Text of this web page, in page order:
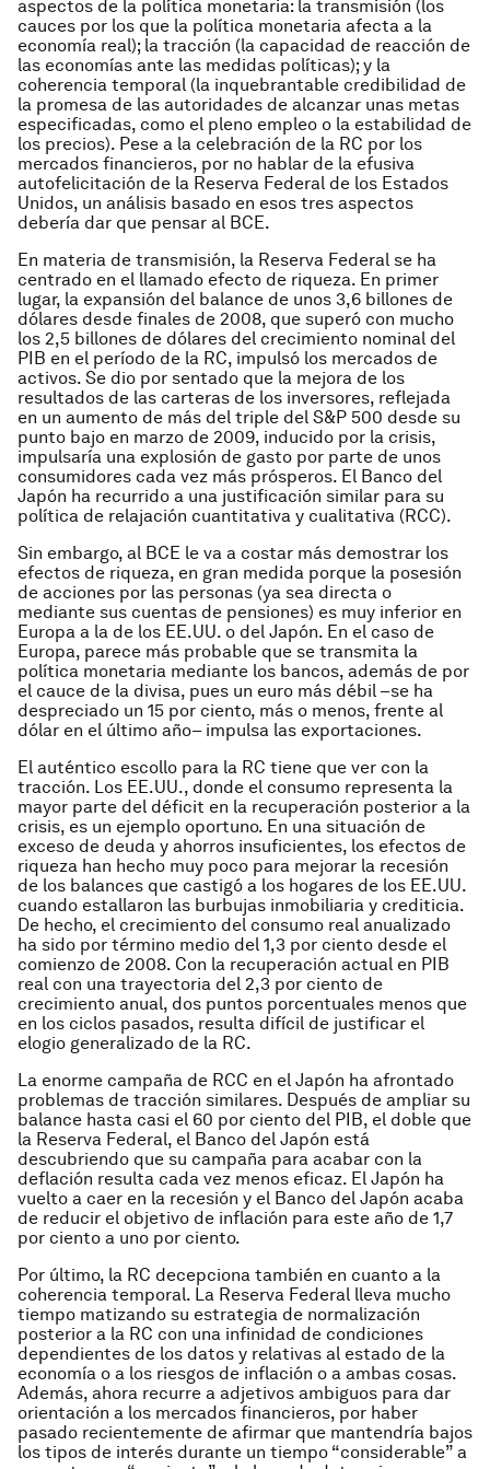
aspectos de la política monetaria: la transmisión (los
cauces por los que la política monetaria afecta a la
economía real); la tracción (la capacidad de reacción de
las economías ante las medidas políticas); y la
coherencia temporal (la inquebrantable credibilidad de
la promesa de las autoridades de alcanzar unas metas
especificadas, como el pleno empleo o la estabilidad de
los precios). Pese a la celebración de la RC por los
mercados financieros, por no hablar de la efusiva
autofelicitación de la Reserva Federal de los Estados
Unidos, un análisis basado en esos tres aspectos
debería dar que pensar al BCE.
En materia de transmisión, la Reserva Federal se ha
centrado en el llamado efecto de riqueza. En primer
lugar, la expansión del balance de unos 3,6 billones de
dólares desde finales de 2008, que superó con mucho
los 2,5 billones de dólares del crecimiento nominal del
PIB en el período de la RC, impulsó los mercados de
activos. Se dio por sentado que la mejora de los
resultados de las carteras de los inversores, reflejada
en un aumento de más del triple del S&P 500 desde su
punto bajo en marzo de 2009, inducido por la crisis,
impulsaría una explosión de gasto por parte de unos
consumidores cada vez más prósperos. El Banco del
Japón ha recurrido a una justificación similar para su
política de relajación cuantitativa y cualitativa (RCC).
Sin embargo, al BCE le va a costar más demostrar los
efectos de riqueza, en gran medida porque la posesión
de acciones por las personas (ya sea directa o
mediante sus cuentas de pensiones) es muy inferior en
Europa a la de los EE.UU. o del Japón. En el caso de
Europa, parece más probable que se transmita la
política monetaria mediante los bancos, además de por
el cauce de la divisa, pues un euro más débil –se ha
despreciado un 15 por ciento, más o menos, frente al
dólar en el último año– impulsa las exportaciones.
El auténtico escollo para la RC tiene que ver con la
tracción. Los EE.UU., donde el consumo representa la
mayor parte del déficit en la recuperación posterior a la
crisis, es un ejemplo oportuno. En una situación de
exceso de deuda y ahorros insuficientes, los efectos de
riqueza han hecho muy poco para mejorar la recesión
de los balances que castigó a los hogares de los EE.UU.
cuando estallaron las burbujas inmobiliaria y crediticia.
De hecho, el crecimiento del consumo real anualizado
ha sido por término medio del 1,3 por ciento desde el
comienzo de 2008. Con la recuperación actual en PIB
real con una trayectoria del 2,3 por ciento de
crecimiento anual, dos puntos porcentuales menos que
en los ciclos pasados, resulta difícil de justificar el
elogio generalizado de la RC.
La enorme campaña de RCC en el Japón ha afrontado
problemas de tracción similares. Después de ampliar su
balance hasta casi el 60 por ciento del PIB, el doble que
la Reserva Federal, el Banco del Japón está
descubriendo que su campaña para acabar con la
deflación resulta cada vez menos eficaz. El Japón ha
vuelto a caer en la recesión y el Banco del Japón acaba
de reducir el objetivo de inflación para este año de 1,7
por ciento a uno por ciento.
Por último, la RC decepciona también en cuanto a la
coherencia temporal. La Reserva Federal lleva mucho
tiempo matizando su estrategia de normalización
posterior a la RC con una infinidad de condiciones
dependientes de los datos y relativas al estado de la
economía o a los riesgos de inflación o a ambas cosas.
Además, ahora recurre a adjetivos ambiguos para dar
orientación a los mercados financieros, por haber
pasado recientemente de afirmar que mantendría bajos
los tipos de interés durante un tiempo “considerable” a